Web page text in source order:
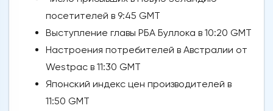
посетителей в 9:45 GMT
Выступление главы РБА Буллока в 10:20 GMT
Настроения потребителей в Австралии от
Westpac в 11:30 GMT
Японский индекс цен производителей в
11:50 GMT